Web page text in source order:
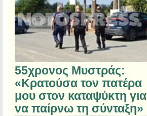
55χρονος Μυστράς:
«Κρατούσα τον πατέρα
μου στον καταψύκτη για
να παίρνω τη σύνταξη»